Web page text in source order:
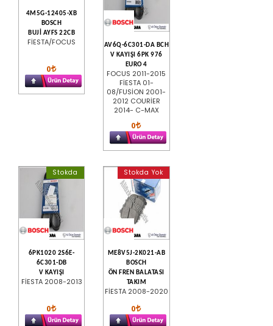
4M5G-12405-XB
BOSCH
BUJİ AYFS 22CB
FİESTA/FOCUS
0
AV6Q-6C301-DA BCH
V KAYIŞI 6PK 976
EURO 4
FOCUS 2011-2015
FİESTA 01-
08/FUSİON 2001-
2012 COURİER
2014- C-MAX
0
Stokda
6PK1020 2S6E-
6C301-DB
V KAYIŞI
FİESTA 2008-2013
0
Stokda Yok
ME8V5J-2K021-AB
BOSCH
ÖN FREN BALATASI
TAKIM
FİESTA 2008-2020
0